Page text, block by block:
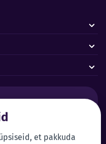
et pakkuda
619 1899
Iseteenindus